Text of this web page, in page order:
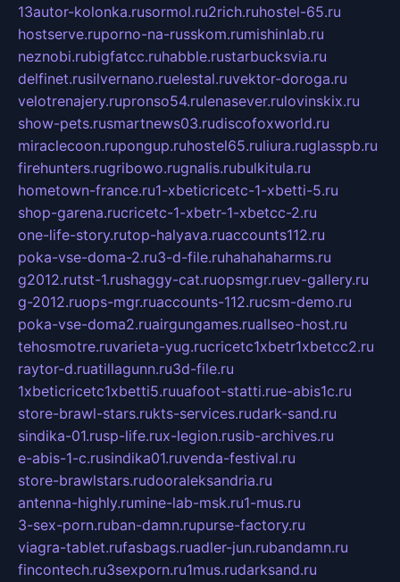
13autor-kolonka.rusormol.ru2rich.ruhostel-65.ru
hostserve.ruporno-na-russkom.rumishinlab.ru
neznobi.rubigfatcc.ruhabble.rustarbucksvia.ru
delfinet.rusilvernano.ruelestal.ruvektor-doroga.ru
velotrenajery.rupronso54.rulenasever.rulovinskix.ru
show-pets.rusmartnews03.rudiscofoxworld.ru
miraclecoon.rupongup.ruhostel65.ruliura.ruglasspb.ru
firehunters.rugribowo.rugnalis.rubulkitula.ru
hometown-france.ru1-xbeticricetc-1-xbetti-5.ru
shop-garena.rucricetc-1-xbetr-1-xbetcc-2.ru
one-life-story.rutop-halyava.ruaccounts112.ru
poka-vse-doma-2.ru3-d-file.ruhahahaharms.ru
g2012.rutst-1.rushaggy-cat.ruopsmgr.ruev-gallery.ru
g-2012.ruops-mgr.ruaccounts-112.rucsm-demo.ru
poka-vse-doma2.ruairgungames.ruallseo-host.ru
tehosmotre.ruvarieta-yug.rucricetc1xbetr1xbetcc2.ru
raytor-d.ruatillagunn.ru3d-file.ru
1xbeticricetc1xbetti5.ruuafoot-statti.rue-abis1c.ru
store-brawl-stars.rukts-services.rudark-sand.ru
sindika-01.rusp-life.rux-legion.rusib-archives.ru
e-abis-1-c.rusindika01.ruvenda-festival.ru
store-brawlstars.rudooraleksandria.ru
antenna-highly.rumine-lab-msk.ru1-mus.ru
3-sex-porn.ruban-damn.rupurse-factory.ru
viagra-tablet.rufasbags.ruadler-jun.rubandamn.ru
fincontech.ru3sexporn.ru1mus.rudarksand.ru